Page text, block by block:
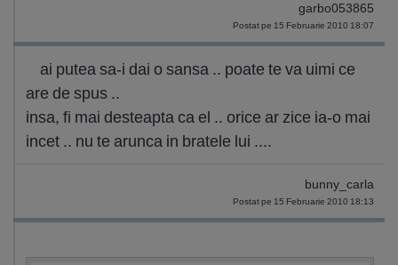
garbo053865
Postat pe 15 Februarie 2010 18:07
ai putea sa-i dai o sansa .. poate te va uimi ce
are de spus ..
insa, fi mai desteapta ca el .. orice ar zice ia-o mai
incet .. nu te arunca in bratele lui ....
bunny_carla
Postat pe 15 Februarie 2010 18:13